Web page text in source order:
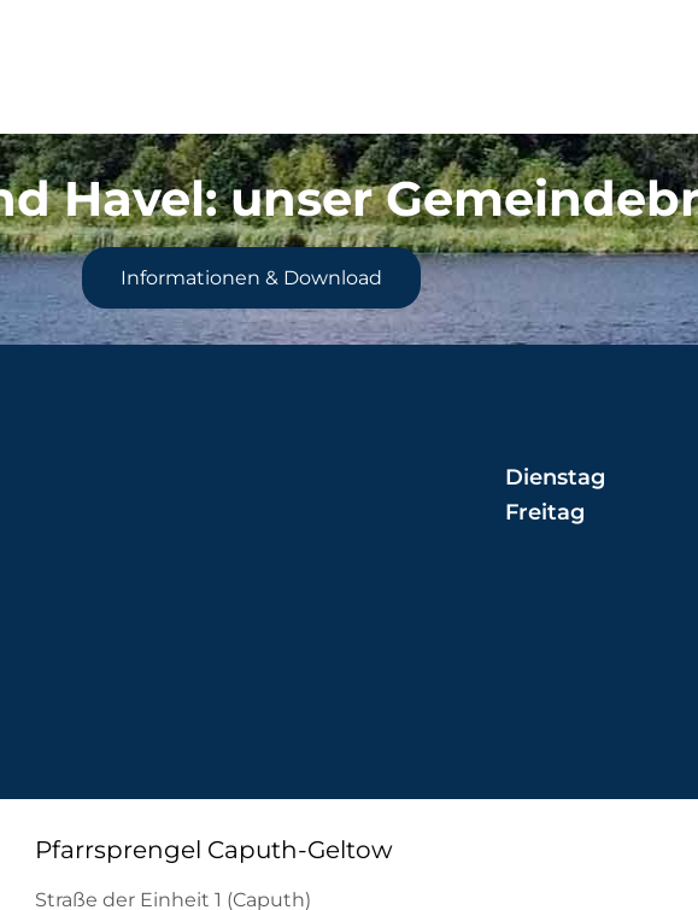
Havel: unser
Informationen & Download
Dienstag
Freitag
Pfarrsprengel Caputh-Geltow
Straße der Einheit 1 (Caputh)